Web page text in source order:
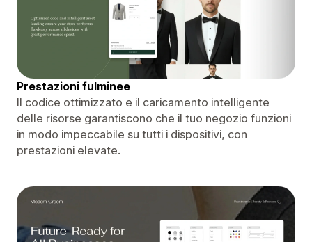
Prestazioni fulminee
Il codice ottimizzato e il caricamento intelligente
delle risorse garantiscono che il tuo negozio funzioni
in modo impeccabile su tutti i dispositivi, con
prestazioni elevate.